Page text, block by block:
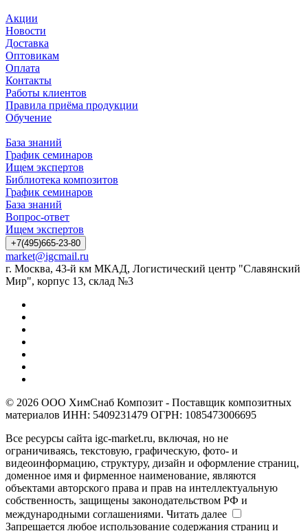
Акции
Новости
Доставка
Оптовикам
Оплата
Контакты
Работы клиентов
Правила приёма продукции
Обучение
База знаний
График семинаров
Ищем экспертов
Библиотека композитов
График семинаров
База знаний
Вопрос-ответ
Ищем экспертов
+7(495)665-23-80
market@igcmail.ru
г. Москва, 43-й км МКАД, Логистический центр "Славянский
Мир", корпус 13, склад №3
© 2026 ООО ХимСнаб Композит - Поставщик композитных
материалов ИНН: 5409231479 ОГРН: 1085473006695
Все ресурсы сайта igc-market.ru, включая, но не
ограничиваясь, текстовую, графическую, фото- и
видеоинформацию, структуру, дизайн и оформление страниц,
доменное имя и фирменное наименование, являются
объектами авторского права и прав на интеллектуальную
собственность, защищены законодательством РФ и
международными соглашениями. Читать далее
Запрещается любое использование содержания страниц и